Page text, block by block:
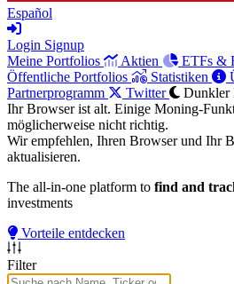
Español
Login Signup
Meine Portfolios
Aktien ETFs &
Öffentliche Portfolios
Statistiken
Partnerprogramm
Twitter
Dunkler
Ihr Browser ist alt. Einige Moning-
möglicherweise nicht richtig.
Wir empfehlen, Ihren Browser und Ihr
aktualisieren.
The all-in-one platform to find and
investments
Vorteile entdecken
Filter